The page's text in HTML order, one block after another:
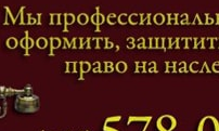
Категории дел
Наследование и Завещание
Оформление наследства